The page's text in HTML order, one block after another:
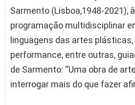
Sarmento (Lisboa,1948-2021),
programação multidisciplinar
linguagens das artes plásticas,
performance, entre outras,
de Sarmento: “Uma obra de
interrogar mais do que fazer